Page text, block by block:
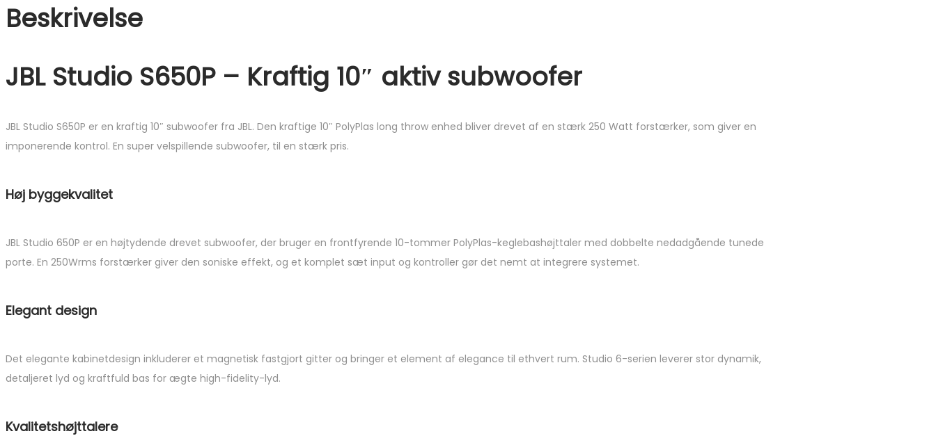
Beskrivelse
JBL Studio S650P – Kraftig 10″ aktiv subwoofer
JBL Studio S650P er en kraftig 10″ subwoofer fra JBL. Den kraftige 10″ PolyPlas long throw enhed bliver drevet af en stærk 250 Watt forstærker, som giver en
imponerende kontrol. En super velspillende subwoofer, til en stærk pris.
Høj byggekvalitet
JBL Studio 650P er en højtydende drevet subwoofer, der bruger en frontfyrende 10-tommer PolyPlas-keglebashøjttaler med dobbelte nedadgående tunede
porte. En 250Wrms forstærker giver den soniske effekt, og et komplet sæt input og kontroller gør det nemt at integrere systemet.
Elegant design
Det elegante kabinetdesign inkluderer et magnetisk fastgjort gitter og bringer et element af elegance til ethvert rum. Studio 6-serien leverer stor dynamik,
detaljeret lyd og kraftfuld bas for ægte high-fidelity-lyd.
Kvalitetshøjttalere